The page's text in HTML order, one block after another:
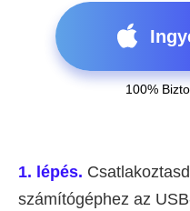
100%
1. lépés.
számítógéphez az